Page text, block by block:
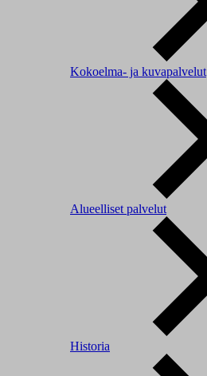
Kokoelma- ja kuvapalvelut
Alueelliset palvelut
Historia